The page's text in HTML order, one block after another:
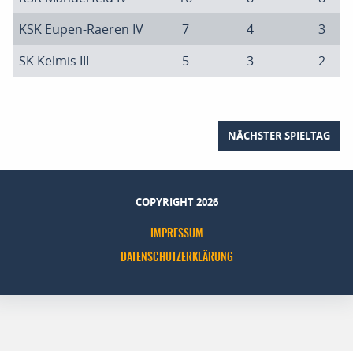
KSK Eupen-Raeren IV
7 4
3
SK Kelmis III
5 3 2
NÄCHSTER SPIELTAG
COPYRIGHT 2026
IMPRESSUM
DATENSCHUTZERKLÄRUNG